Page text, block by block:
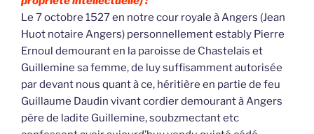
Le 7 octobre 1527 en notre cour royale à Angers (Jean
Huot notaire Angers) personnellement estably Pierre
Ernoul demourant en la paroisse de Chastelais et
Guillemine sa femme, de luy suffisamment autorisée
par devant nous quant à ce, héritière en partie de feu
Guillaume Daudin vivant cordier demourant à Angers
père de ladite Guillemine, soubzmectant etc